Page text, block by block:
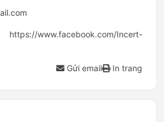
https://www.facebook.com/Incert-
Gửi email In trang